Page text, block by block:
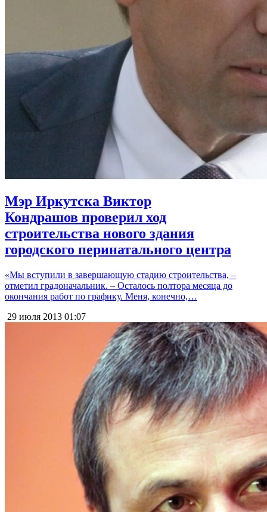
Мэр Иркутска Виктор
Кондрашов проверил ход
строительства нового здания
городского перинатального центра
«Мы вступили в завершающую стадию строительства, –
отметил градоначальник. – Осталось полтора месяца до
окончания работ по графику. Меня, конечно,…
29 июля 2013 01:07